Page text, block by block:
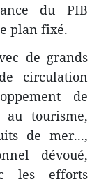
du PIB
plan fixé.
de grands
circulation
de
au tourisme,
de mer...,
dévoué,
les efforts